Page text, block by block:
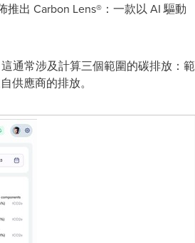
出 Carbon Lens®：一款以 AI 驅動
通常涉及計算三個範圍的碳排放：範
供應商的排放。